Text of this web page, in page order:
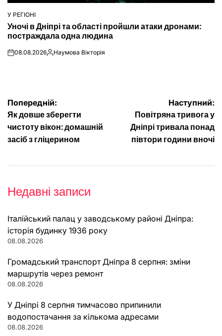
ОПУБЛІКУВАТИ
У
У РЕГІОНІ
Уночі в Дніпрі та області пройшли атаки дронами:
постраждала одна людина
on08.08.2026Опубліковано
Наумова Вікторія
Навігація
записів
Попередній:
Як довше зберегти
чистоту вікон: домашній
засіб з гліцерином
Наступний:
Повітряна тривога у
Дніпрі тривала понад
півтори години вночі
Недавні записи
Італійський палац у заводському районі Дніпра:
історія будинку 1936 року
08.08.2026
Громадський транспорт Дніпра 8 серпня: зміни
маршрутів через ремонт
08.08.2026
У Дніпрі 8 серпня тимчасово припинили
водопостачання за кількома адресами
08.08.2026